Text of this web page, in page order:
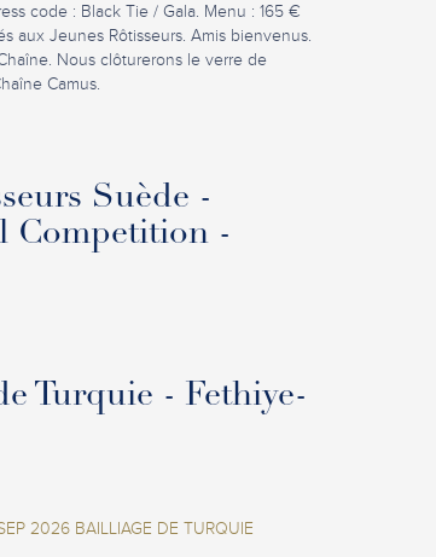
code : Black Tie / Gala. Menu : 165 €
aux Jeunes Rôtisseurs. Amis bienvenus.
Nous clôturerons le verre de
Camus.
Suède -
Competition -
Turquie - Fethiye-
2026 BAILLIAGE DE TURQUIE